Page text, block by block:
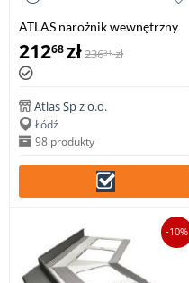
ATLAS narożnik wewnętrzny
90° system 150, balkonowo-
tarasowy (1 szt.)
21268zł23631 zł
Atlas Sp z o.o.
Łódź
98 produkty
-10%